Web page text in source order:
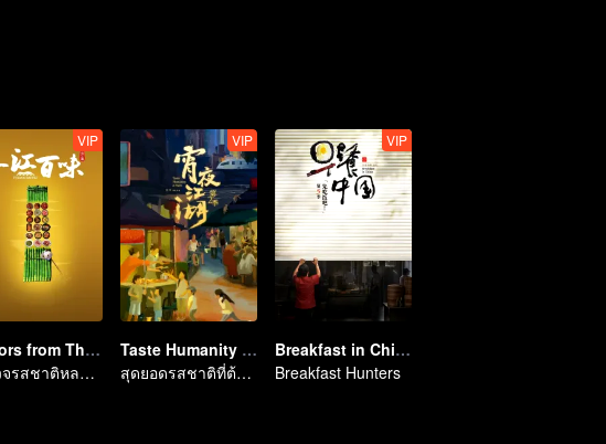
VIP
Flavors from The River
สำรวจรสชาติหลากหลายริมแม่น้ำจื่อ
VIP
Taste Humanity at Night S2
สุดยอดรสชาติที่ต้องลอง
VIP
Breakfast in China 5
Breakfast Hunters